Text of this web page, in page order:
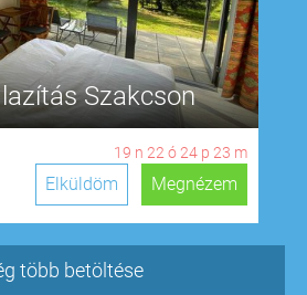
Szakcson
19 n 22 ó 24 p 22 m
Megnézem
Elküldöm
több betöltése